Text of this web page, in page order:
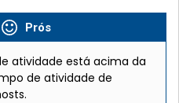
Prós
atividade está acima da
de atividade de